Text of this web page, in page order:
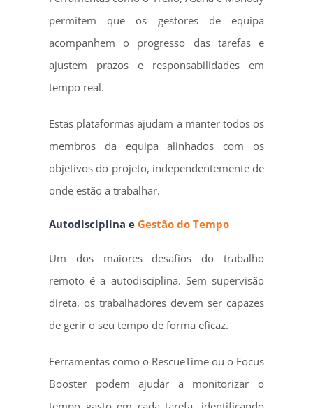
permitem que os gestores de equipa
acompanhem o progresso das tarefas e
ajustem prazos e responsabilidades em
tempo real.
Estas plataformas ajudam a manter todos os
membros da equipa alinhados com os
objetivos do projeto, independentemente de
onde estão a trabalhar.
Autodisciplina e Gestão do Tempo
Um dos maiores desafios do trabalho
remoto é a autodisciplina. Sem supervisão
direta, os trabalhadores devem ser capazes
de gerir o seu tempo de forma eficaz.
Ferramentas como o RescueTime ou o Focus
Booster podem ajudar a monitorizar o